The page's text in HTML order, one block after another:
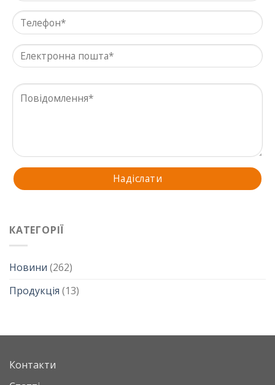
КАТЕГОРІЇ
Новини (262)
Продукція (13)
Контакти